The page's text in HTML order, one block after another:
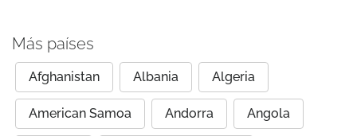
Más países
Afghanistan Albania Algeria
American Samoa Andorra Angola